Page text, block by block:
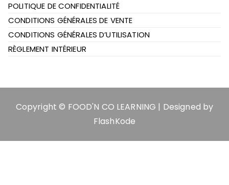
POLITIQUE DE CONFIDENTIALITÉ
CONDITIONS GÉNÉRALES DE VENTE
CONDITIONS GÉNÉRALES D’UTILISATION
RÈGLEMENT INTÉRIEUR
Copyright © FOOD'N CO LEARNING | Designed by
FlashKode